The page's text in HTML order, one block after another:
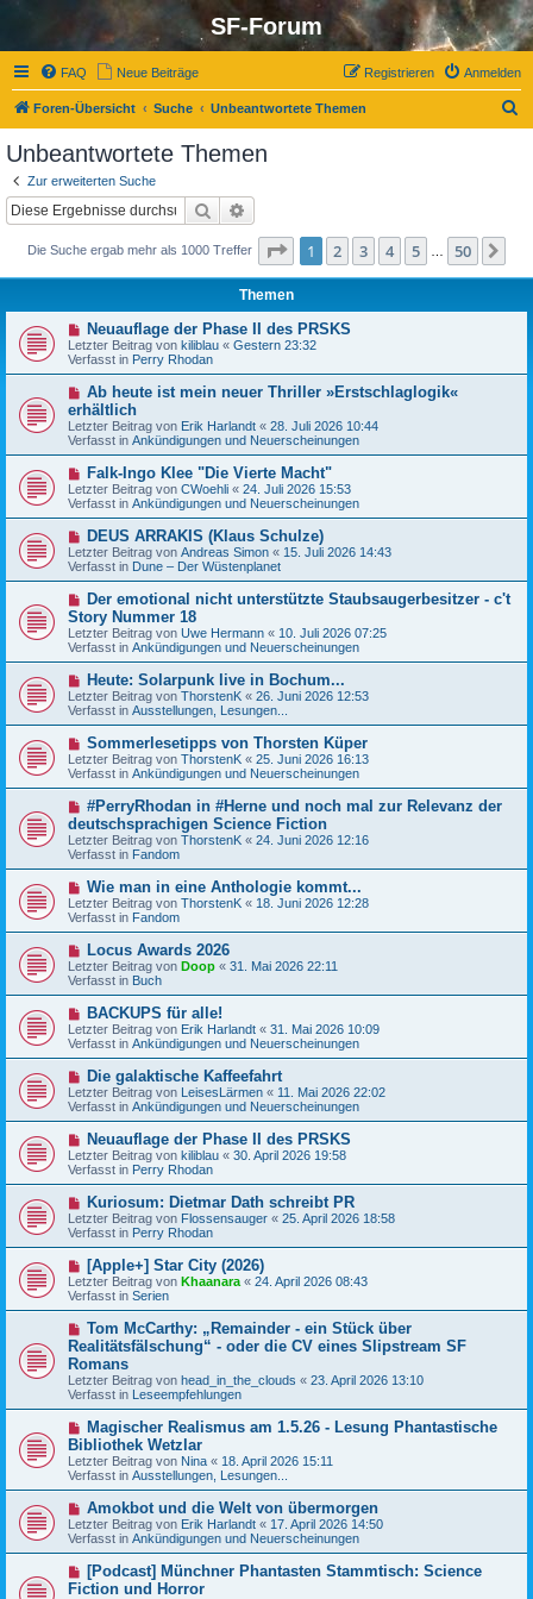
SF-Forum
FAQ Neue Beiträge Anmelden
Registrieren
Foren-Übersicht Suche Unbeantwortete Themen
Unbeantwortete Themen
Zur erweiterten Suche
Suche
Die Suche ergab mehr als 1000 Treffer Seite 1von 50
1 2 3 4 5 50
Themen
N
e
u
e
B
e
i
t
r
a
g
Neuauflage der Phase II des PRSKS
Letzter Beitrag von kiliblau « Gestern 23:32
Verfasst in Perry Rhodan
N
e
u
e
r
B
i
t
r
a
g
Ab heute ist mein neuer Thriller »Erstschlaglogik«
erhältlich
Letzter Beitrag von Erik Harlandt « 28. Juli 2026 10:44
Verfasst in Ankündigungen und Neuerscheinungen
N
e
u
e
B
e
i
t
a
g
Falk-Ingo Klee "Die Vierte Macht"
Letzter Beitrag von CWoehli « 24. Juli 2026 15:53
Verfasst in Ankündigungen und Neuerscheinungen
N
e
u
e
B
e
i
t
r
a
g
DEUS ARRAKIS (Klaus Schulze)
Letzter Beitrag von Andreas Simon « 15. Juli 2026 14:43
Verfasst in Dune – Der Wüstenplanet
N
e
u
e
r
B
i
t
r
a
g
Der emotional nicht unterstützte Staubsaugerbesitzer - c't
Story Nummer 18
Letzter Beitrag von Uwe Hermann « 10. Juli 2026 07:25
Verfasst in Ankündigungen und Neuerscheinungen
N
e
u
e
B
e
i
t
a
g
Heute: Solarpunk live in Bochum...
Letzter Beitrag von ThorstenK « 26. Juni 2026 12:53
Verfasst in Ausstellungen, Lesungen...
N
e
u
e
B
e
i
t
r
a
g
Sommerlesetipps von Thorsten Küper
Letzter Beitrag von ThorstenK « 25. Juni 2026 16:13
Verfasst in Ankündigungen und Neuerscheinungen
N
u
e
r
B
e
i
t
r
a
g
#PerryRhodan in #Herne und noch mal zur Relevanz der
deutschsprachigen Science Fiction
Letzter Beitrag von ThorstenK « 24. Juni 2026 12:16
Verfasst in Fandom
N
e
u
e
B
e
i
t
a
g
Wie man in eine Anthologie kommt...
Letzter Beitrag von ThorstenK « 18. Juni 2026 12:28
Verfasst in Fandom
N
e
u
e
B
e
i
t
a
g
Locus Awards 2026
Letzter Beitrag von Doop « 31. Mai 2026 22:11
Verfasst in Buch
N
e
u
e
B
e
i
t
a
g
BACKUPS für alle!
Letzter Beitrag von Erik Harlandt « 31. Mai 2026 10:09
Verfasst in Ankündigungen und Neuerscheinungen
N
e
u
e
B
e
i
t
a
g
Die galaktische Kaffeefahrt
Letzter Beitrag von LeisesLärmen « 11. Mai 2026 22:02
Verfasst in Ankündigungen und Neuerscheinungen
N
e
u
e
B
e
i
t
a
g
Neuauflage der Phase II des PRSKS
Letzter Beitrag von kiliblau « 30. April 2026 19:58
Verfasst in Perry Rhodan
N
e
u
e
B
e
i
t
a
g
Kuriosum: Dietmar Dath schreibt PR
Letzter Beitrag von Flossensauger « 25. April 2026 18:58
Verfasst in Perry Rhodan
N
e
u
e
e
i
t
r
g
[Apple+] Star City (2026)
Letzter Beitrag von Khaanara « 24. April 2026 08:43
Verfasst in Serien
N
u
e
r
B
e
t
r
a
g
Tom McCarthy: „Remainder - ein Stück über
Realitätsfälschung“ - oder die CV eines Slipstream SF
Romans
Letzter Beitrag von head_in_the_clouds « 23. April 2026 13:10
Verfasst in Leseempfehlungen
N
e
u
e
r
B
e
i
t
r
a
g
Magischer Realismus am 1.5.26 - Lesung Phantastische
Bibliothek Wetzlar
Letzter Beitrag von Nina « 18. April 2026 15:11
Verfasst in Ausstellungen, Lesungen...
N
e
u
e
B
e
Amokbot und die Welt von übermorgen
Letzter Beitrag von Erik Harlandt « 17. April 2026 14:50
Verfasst in Ankündigungen und Neuerscheinungen
N
e
u
[Podcast] Münchner Phantasten Stammtisch: Science
Fiction und Horror